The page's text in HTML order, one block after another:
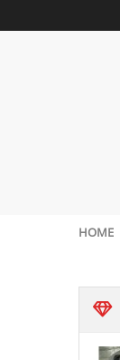
HOME